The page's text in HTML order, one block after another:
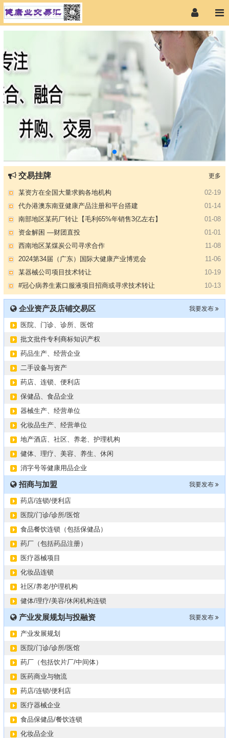
更多
交易挂牌
07-09
【专注投资】城投 交投 建投等国企项目合作
04-12
【寻求合作】海外代理、慈善机构
02-19
某资方在全国大量求购各地机构
01-14
代办港澳东南亚健康产品注册和平台搭建
01-08
南部地区某药厂转让【毛利65%年销售3亿左右】
01-01
资金解困 —财团直投
11-08
西南地区某煤炭公司寻求合作
11-06
2024第34届（广东）国际大健康产业博览会
10-19
某器械公司项目技术转让
10-13
#冠心病养生素口服液项目招商或寻求技术转让
10-13
大健康交易中心平台招商
09-27
膝关节修复药物融资计划
09-27
华北某药厂转让（年利有3000多万）
某医药销售团队寻求品种大包
“粤省心”为企业定制专业化的财务服务
【专注投资】城投 交投 建投等国企项目合作
【寻求合作】海外代理、慈善机构
某资方在全国大量求购各地机构
代办港澳东南亚健康产品注册和平台搭建
2024第34届（广东）国际大健康产业博览会
某器械公司项目技术转让
#冠心病养生素口服液项目招商或寻求技术转让
10-13
大健康交易中心平台招商
膝关节修复药物融资计划
华北某药厂转让（年利有3000多万）
某医药销售团队寻求品种大包
我要发布
企业资产及店铺交易区
医院、门诊、诊所、医馆
批文批件专利商标知识产权
药品生产、经营企业
二手设备与资产
药店、连锁、便利店
保健品、食品企业
器械生产、经营单位
化妆品生产、经营单位
地产酒店、社区、养老、护理机构
健体、理疗、美容、养生、休闲
消字号等健康用品企业
我要发布
招商与加盟
药店/连锁/便利店
医院/门诊/诊所/医馆
食品餐饮连锁（包括保健品）
药厂（包括药品注册）
医疗器械项目
化妆品连锁
社区/养老/护理机构
健体/理疗/美容/休闲机构连锁
我要发布
产业发展规划与投融资
产业发展规划
医院/门诊/诊所/医馆
药厂（包括饮片厂/中间体）
医药商业与物流
药店/连锁/便利店
医疗器械企业
食品保健品/餐饮连锁
化妆品企业